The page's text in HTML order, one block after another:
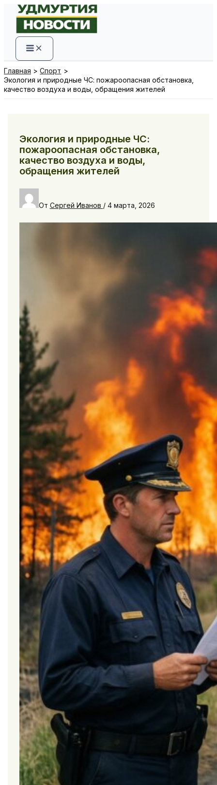
Перейти
содержимому
Главная
Спорт
Экология и природные ЧС: пожароопасная обстановка,
качество воздуха и воды, обращения жителей
Экология и природные ЧС:
пожароопасная обстановка,
качество воздуха и воды,
обращения жителей
От Сергей Иванов / 4 марта, 2026